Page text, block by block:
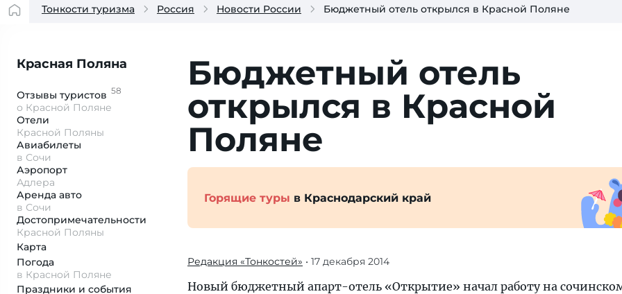
Тонкости туризма Россия Новости России Бюджетный отель открылся в Красной Поляне
Красная Поляна
Отзывы туристов 58
о Красной Поляне
Отели
Красной Поляны
Авиабилеты
в Сочи
Аэропорт
Адлера
Аренда авто
в Сочи
Достопримеча­тельности
Красной Поляны
Карта
Погода
в Красной Поляне
Праздники и события
Бюджетный отель
открылся в Красной
Поляне
Горящие туры в Краснодарский край
Редакция «Тонкостей» • 17 декабря 2014
Новый бюджетный апарт-отель «Открытие» начал работу на